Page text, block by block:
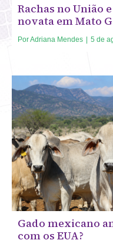
Rachas no União
novata em Mato
PorAdriana Mendes | 5 de
Gado mexicano
com os EUA?